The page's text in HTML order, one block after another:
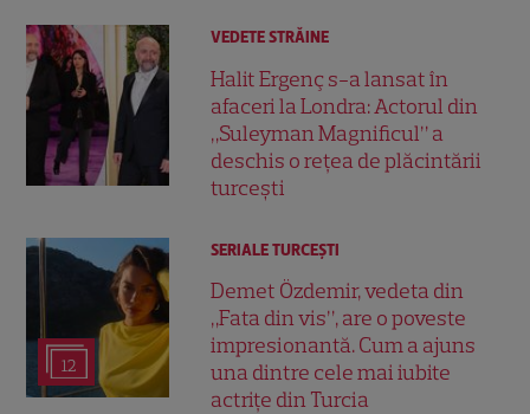
VEDETE STRĂINE
Halit Ergenç s-a lansat în
afaceri la Londra: Actorul din
„Suleyman Magnificul” a
deschis o rețea de plăcintării
turcești
12
SERIALE TURCEŞTI
Demet Özdemir, vedeta din
„Fata din vis”, are o poveste
impresionantă. Cum a ajuns
una dintre cele mai iubite
actrițe din Turcia